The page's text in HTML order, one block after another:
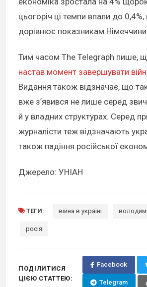
цьогоріч ці темпи впали до
дорівнює показникам Німеччини.
Тим часом The Telegraph пише,
настав момент завершувати
Видання також відзначає, що
вже зʼявився не лише серед
й у владних структурах. Серед
журналісти теж відзначають
також падіння російської
Джерело: УНІАН
ТЕГИ: війна в україні
росія
ПОДІЛИТИСЯ
ЦІЄЮ СТАТТЕЮ:
Facebook
Telegram